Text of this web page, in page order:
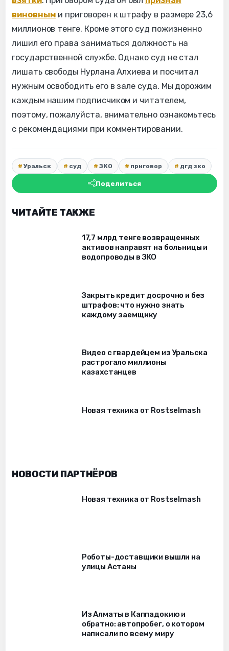
виновным и приговорен к штрафу в размере 23,6
миллионов тенге. Кроме этого суд пожизненно
лишил его права заниматься должность на
государственной службе. Однако суд не стал
лишать свободы Нурлана Алхиева и посчитал
нужным освободить его в зале суда. Мы дорожим
каждым нашим подписчиком и читателем,
поэтому, пожалуйста, внимательно ознакомьтесь
с рекомендациями при комментировании.
Уральск суд ЗКО приговор дгд зко
Поделиться
ЧИТАЙТЕ ТАКЖЕ
17,7 млрд тенге возвращенных
активов направят на больницы и
водопроводы в ЗКО
Закрыть кредит досрочно и без
штрафов: что нужно знать
каждому заемщику
Видео с гвардейцем из Уральска
растрогало миллионы
казахстанцев
Новая техника от Rostselmash
НОВОСТИ ПАРТНЁРОВ
Новая техника от Rostselmash
Роботы-доставщики вышли на
улицы Астаны
Из Алматы в Каппадокию и
обратно: автопробег, о котором
написали по всему миру